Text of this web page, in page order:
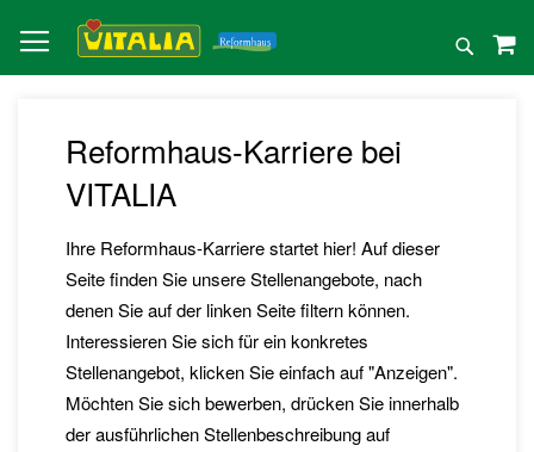
zum
Inhalt
Suche
Reformhaus-Karriere bei
VITALIA
Ihre Reformhaus-Karriere startet hier! Auf dieser
Seite finden Sie unsere Stellenangebote, nach
denen Sie auf der linken Seite filtern können.
Interessieren Sie sich für ein konkretes
Stellenangebot, klicken Sie einfach auf "Anzeigen".
Möchten Sie sich bewerben, drücken Sie innerhalb
der ausführlichen Stellenbeschreibung auf